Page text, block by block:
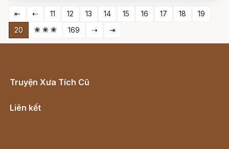
⇤ ⇠ 11 12 13 14 15 16 17 18
19
20
❀ ❀ ❀ 169 ⇢ ⇥
Truyện Xưa Tích Cũ
Liên kết